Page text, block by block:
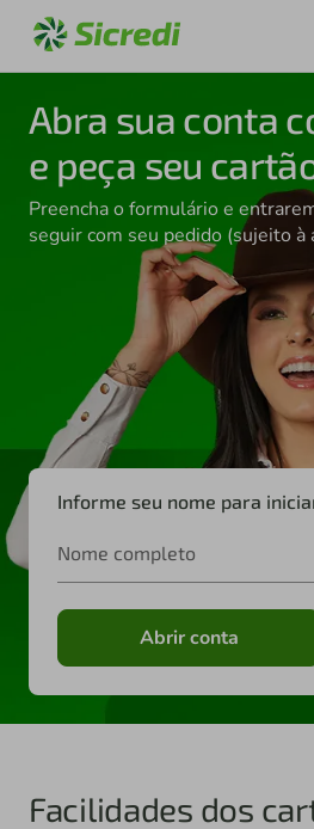
Abra sua conta
e peça seu
Preencha o formulário e
seguir com seu pedido (sujeito à
Informe seu nome para
Nome completo
Abrir conta
Facilidades dos